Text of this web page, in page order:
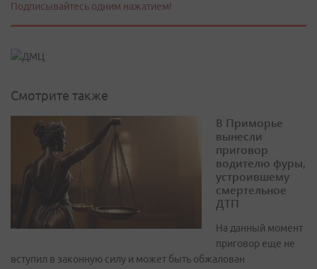
Подписывайтесь одним нажатием!
Смотрите также
В Приморье
вынесли
приговор
водителю фуры,
устроившему
смертельное
ДТП
На данный момент
приговор еще не
вступил в законную силу и может быть обжалован